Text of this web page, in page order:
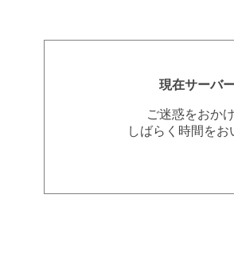
現在サーバ
ご迷惑をおか
しばらく時間を